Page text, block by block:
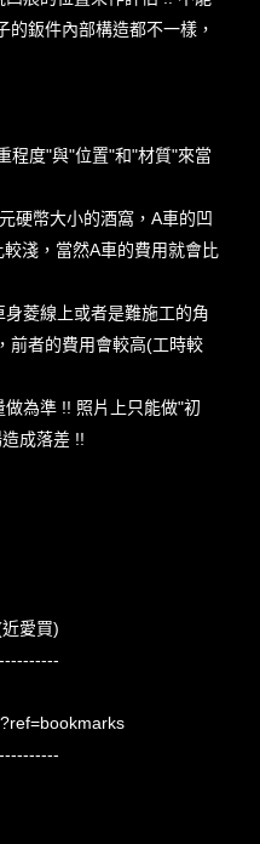
的鈑件內部構造都不一樣，
度"與"位置"和"材質"來當
幣大小的酒窩，A車的凹
淺，當然A車的費用就會比
菱線上或者是難施工的角
前者的費用會較高(工時較
為準 !! 照片上只能做"初
成落差 !!
愛買)